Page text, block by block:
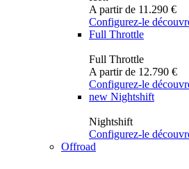
A partir de 11.290 €
Configurez-le
Full Throttle
Full Throttle
A partir de 12.790 €
Configurez-le
new Nightshift
Nightshift
Configurez-le
Offroad